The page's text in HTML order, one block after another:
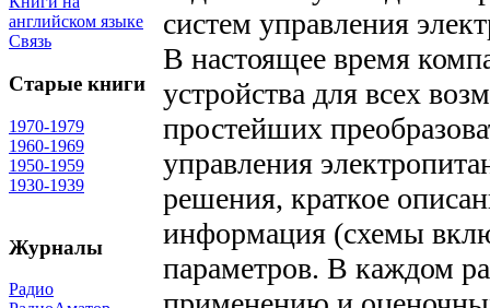
английском языке
Связь
Старые книги
1970-1979
1960-1969
1950-1959
1930-1939
Журналы
Радио
систем управления
В настоящее время
устройства для всех
простейших
управления
решения, краткое
информация (схемы
параметров. В каждом